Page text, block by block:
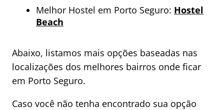
Melhor Hostel em Porto Seguro: Hostel
Beach
Abaixo, listamos mais opções baseadas nas
localizações dos melhores bairros onde ficar
em Porto Seguro.
Caso você não tenha encontrado sua opção